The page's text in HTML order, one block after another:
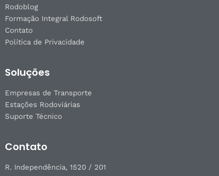
Rodoblog
Formação Integral Rodosoft
Contato
Política de Privacidade
Soluções
Empresas de Transporte
Estações Rodoviárias
Suporte Técnico
Contato
R. Independência, 1520 / 201